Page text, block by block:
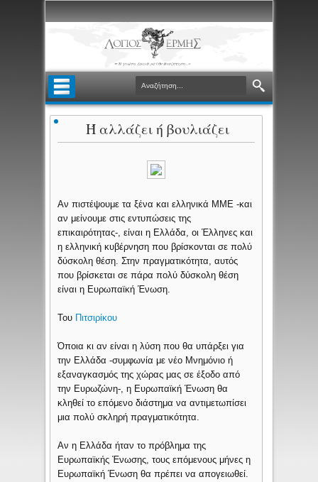
Ή αλλάζει ή βουλιάζει
Αν πιστέψουμε τα ξένα και ελληνικά ΜΜΕ -και
αν μείνουμε στις εντυπώσεις της
επικαιρότητας-, είναι η Ελλάδα, οι Έλληνες και
η ελληνική κυβέρνηση που βρίσκονται σε πολύ
δύσκολη θέση. Στην πραγματικότητα, αυτός
που βρίσκεται σε πάρα πολύ δύσκολη θέση
είναι η Ευρωπαϊκή Ένωση.
Του Πιτσιρίκου
Όποια κι αν είναι η λύση που θα υπάρξει για
την Ελλάδα -συμφωνία με νέο Μνημόνιο ή
εξαναγκασμός της χώρας μας σε έξοδο από
την Ευρωζώνη-, η Ευρωπαϊκή Ένωση θα
κληθεί το επόμενο διάστημα να αντιμετωπίσει
μια πολύ σκληρή πραγματικότητα.
Αν η Ελλάδα ήταν το πρόβλημα της
Ευρωπαϊκής Ένωσης, τους επόμενους μήνες η
Ευρωπαϊκή Ένωση θα πρέπει να απογειωθεί.